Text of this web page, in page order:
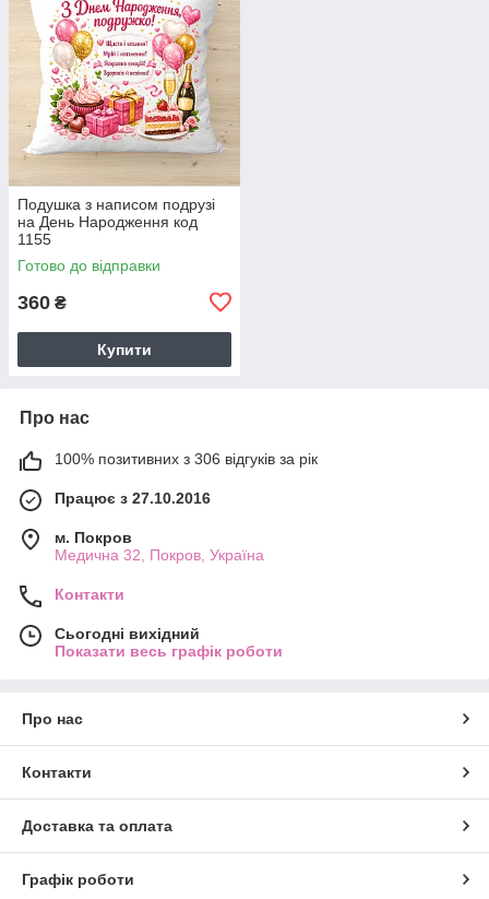
Подушка з написом подрузі
на День Народження код
1155
Готово до відправки
360 ₴
Купити
Про нас
100% позитивних з 306 відгуків за рік
Працює з 27.10.2016
м. Покров
Медична 32, Покров, Україна
Контакти
Сьогодні вихідний
Показати весь графік роботи
Про нас
Контакти
Доставка та оплата
Графік роботи